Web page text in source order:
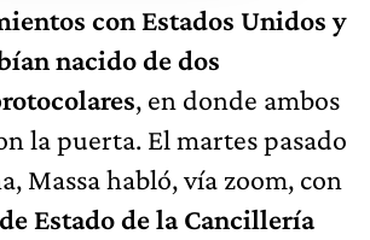
con Estados Unidos y
nacido de dos
, en donde ambos
la puerta. El martes pasado
Massa habló, vía zoom, con
Estado de la Cancillería